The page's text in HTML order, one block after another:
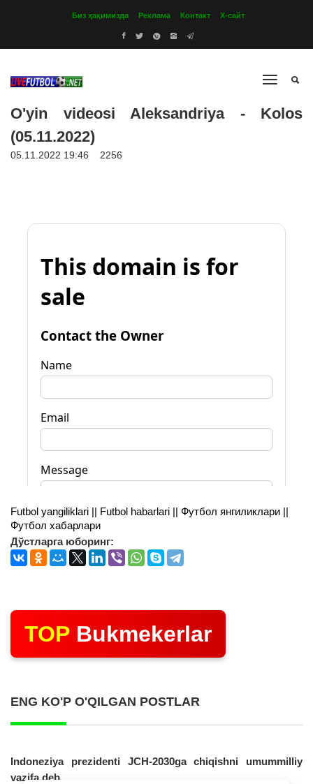
Биз ҳақимизда Реклама Контакт Х-сайт
O'yin videosi Aleksandriya - Kolos
(05.11.2022)
05.11.2022 19:46 2256
Futbol yangiliklari || Futbol habarlari || Футбол янгиликлари ||
Футбол хабарлари
Дўстларга юборинг:
TOP Bukmekerlar
ENG KO'P O'QILGAN POSTLAR
Indoneziya prezidenti JCH-2030ga chiqishni umummilliy
vazifa deb...